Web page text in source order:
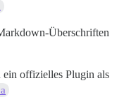
Überschriften
offizielles Plugin als